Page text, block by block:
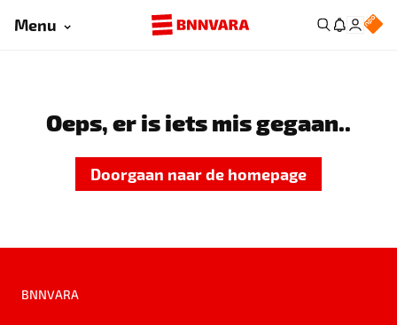
Menu
Oeps, er is iets mis gegaan..
Doorgaan naar de homepage
BNNVARA